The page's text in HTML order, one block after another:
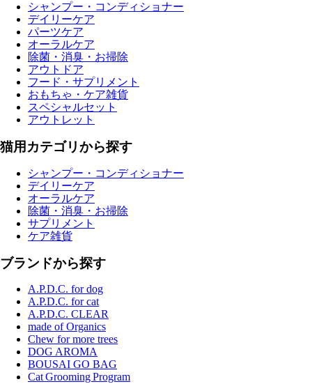
シャンプー・コンディショナー
デイリーケア
パーツケア
オーラルケア
除菌・消臭・お掃除
アウトドア
フード・サプリメント
おもちゃ・ケア雑貨
スペシャルセット
アウトレット
猫用カテゴリから探す
シャンプー・コンディショナー
デイリーケア
オーラルケア
除菌・消臭・お掃除
サプリメント
ケア雑貨
ブランドから探す
A.P.D.C. for dog
A.P.D.C. for cat
A.P.D.C. CLEAR
made of Organics
Chew for more trees
DOG AROMA
BOUSAI GO BAG
Cat Grooming Program